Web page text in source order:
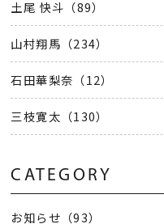
土尾 快斗（89）
山村翔馬（234）
石田華梨奈（12）
三枝寛太（130）
CATEGORY
お知らせ（93）